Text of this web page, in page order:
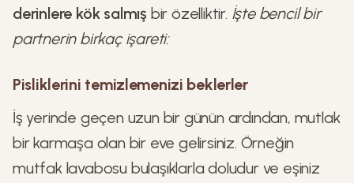
derinlere kök salmış bir özelliktir. İşte bencil bir
partnerin birkaç işareti:
Pisliklerini temizlemenizi beklerler
İş yerinde geçen uzun bir günün ardından, mutlak
bir karmaşa olan bir eve gelirsiniz. Örneğin
mutfak lavabosu bulaşıklarla doludur ve eşiniz